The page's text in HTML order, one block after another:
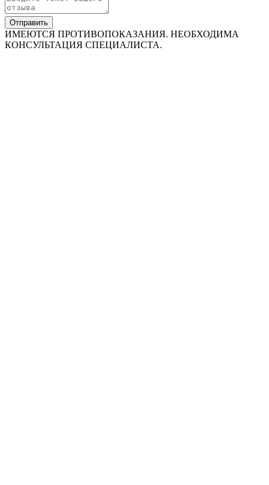
Отправить
ИМЕЮТСЯ ПРОТИВОПОКАЗАНИЯ. НЕОБХОДИМА
КОНСУЛЬТАЦИЯ СПЕЦИАЛИСТА.